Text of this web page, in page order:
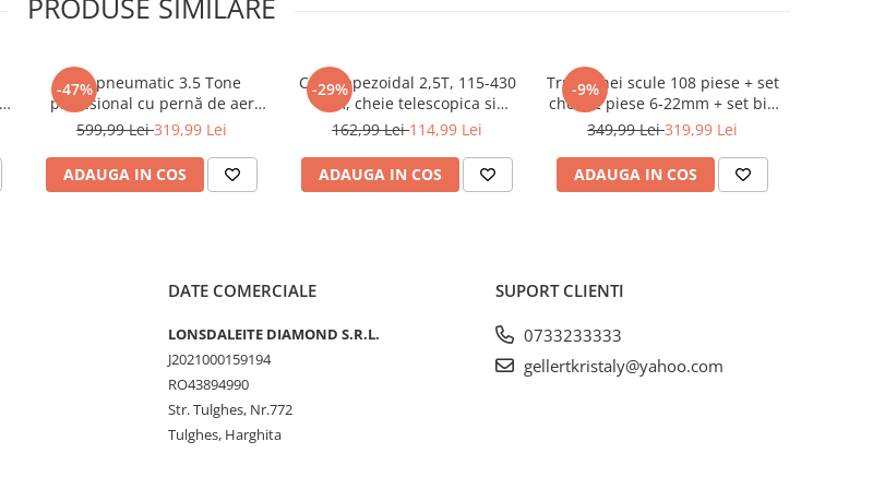
PRODUSE SIMILARE
-47%
Cric pneumatic 3.5 Tone
profesional cu pernă de aer
pentru vulcanizare 13.5-40cm
599,99 Lei319,99 Lei
ADAUGA IN COS
-29%
Cric trapezoidal 2,5T, 115-430
mm, cheie telescopica si
accesorii incluse (KD3525)
162,99 Lei114,99 Lei
ADAUGA IN COS
-9%
Trusa chei scule 108 piese + set
chei 12 piese 6-22mm + set biti
41 piese (B109 + 16009 +
349,99 Lei319,99 Lei
ADAUGA IN COS
DATE COMERCIALE
LONSDALEITE DIAMOND S.R.L.
J2021000159194
RO43894990
Str. Tulghes, Nr.772
Tulghes, Harghita
SUPORT CLIENTI
0733233333
gellertkristaly@yahoo.com